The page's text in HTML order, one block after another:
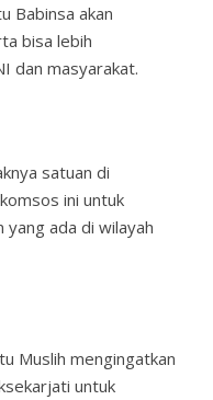
Babinsa akan
bisa lebih
dan masyarakat.
satuan di
ini untuk
ada di wilayah
Muslih mengingatkan
untuk